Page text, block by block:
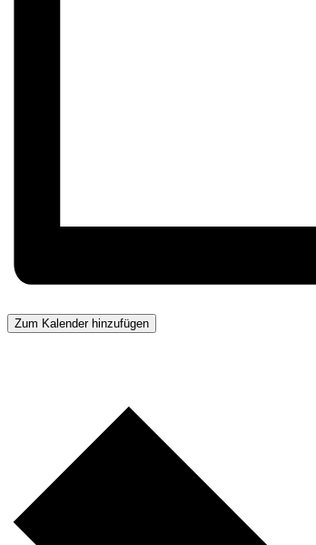
Zum Kalender hinzufügen